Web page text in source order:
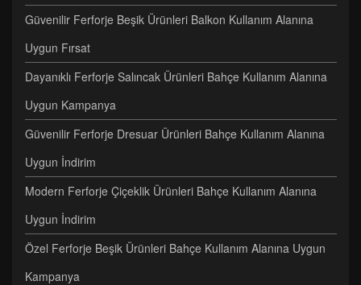
Güvenilir Ferforje Beşik Ürünleri Balkon Kullanım Alanına
Uygun Fırsat
Dayanıklı Ferforje Salıncak Ürünleri Bahçe Kullanım Alanına
Uygun Kampanya
Güvenilir Ferforje Dresuar Ürünleri Bahçe Kullanım Alanına
Uygun İndirim
Modern Ferforje Çiçeklik Ürünleri Bahçe Kullanım Alanına
Uygun İndirim
Özel Ferforje Beşik Ürünleri Bahçe Kullanım Alanına Uygun
Kampanya